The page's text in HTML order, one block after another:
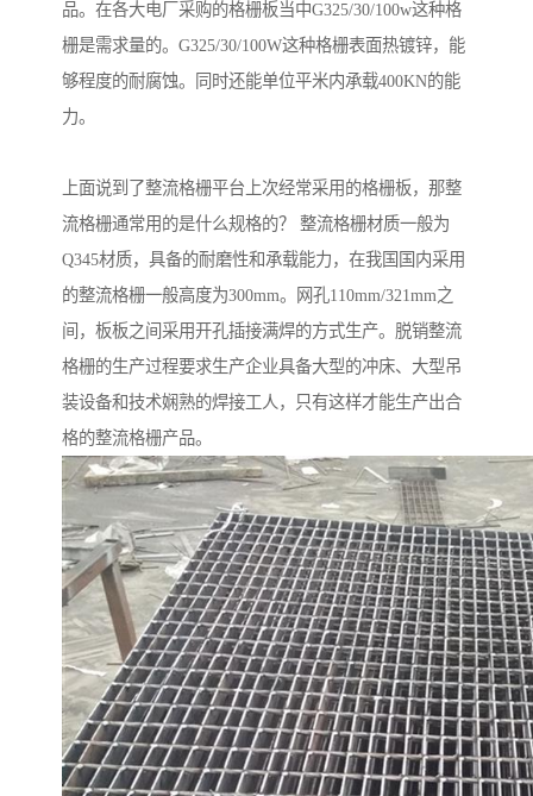
品。在各大电厂采购的格栅板当中G325/30/100w这种格
栅是需求量的。G325/30/100W这种格栅表面热镀锌，能
够程度的耐腐蚀。同时还能单位平米内承载400KN的能
力。
上面说到了整流格栅平台上次经常采用的格栅板，那整
流格栅通常用的是什么规格的？ 整流格栅材质一般为
Q345材质，具备的耐磨性和承载能力，在我国国内采用
的整流格栅一般高度为300mm。网孔110mm/321mm之
间，板板之间采用开孔插接满焊的方式生产。脱销整流
格栅的生产过程要求生产企业具备大型的冲床、大型吊
装设备和技术娴熟的焊接工人，只有这样才能生产出合
格的整流格栅产品。